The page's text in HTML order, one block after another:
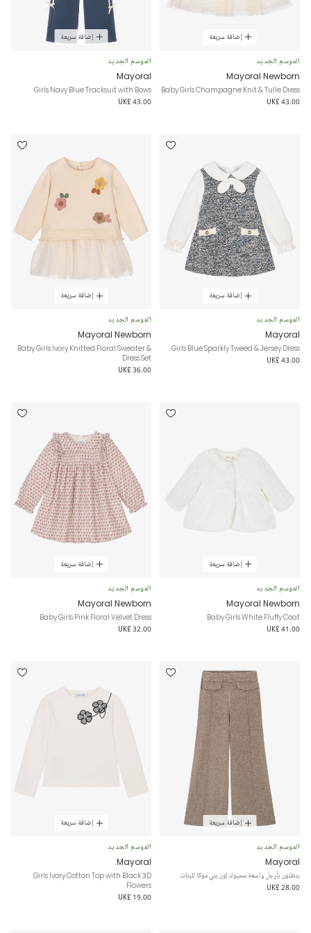
إضافة سريعة
الموسم الجديد
Mayoral Newborn
Baby Girls Champagne Knit & Tulle Dress
UK£ 43.00
إضافة سريعة
الموسم الجديد
Mayoral
Girls Navy Blue Tracksuit with Bows
UK£ 43.00
إضافة سريعة
الموسم الجديد
Mayoral
Girls Blue Sparkly Tweed & Jersey Dress
UK£ 43.00
إضافة سريعة
الموسم الجديد
Mayoral Newborn
Baby Girls Ivory Knitted Floral Sweater &
Dress Set
UK£ 36.00
إضافة سريعة
الموسم الجديد
Mayoral Newborn
Baby Girls White Fluffy Coat
UK£ 41.00
إضافة سريعة
الموسم الجديد
Mayoral Newborn
Baby Girls Pink Floral Velvet Dress
UK£ 32.00
إضافة سريعة
الموسم الجديد
Mayoral
بنطلون بأرجل واسعة محبوك لون بني موكا للبنات
UK£ 28.00
إضافة سريعة
الموسم الجديد
Mayoral
Girls Ivory Cotton Top with Black 3D
Flowers
UK£ 19.00